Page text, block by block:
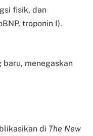
fisik, dan
troponin I).
baru, menegaskan
di The New